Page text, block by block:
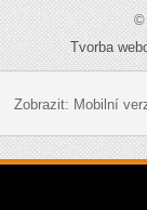
©
Tvorba
Zobrazit: Mobilní